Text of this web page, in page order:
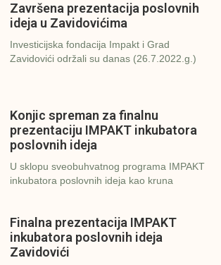
Završena prezentacija poslovnih
ideja u Zavidovićima
Investicijska fondacija Impakt i Grad
Zavidovići održali su danas (26.7.2022.g.)
Konjic spreman za finalnu
prezentaciju IMPAKT inkubatora
poslovnih ideja
U sklopu sveobuhvatnog programa IMPAKT
inkubatora poslovnih ideja kao kruna
Finalna prezentacija IMPAKT
inkubatora poslovnih ideja
Zavidovići